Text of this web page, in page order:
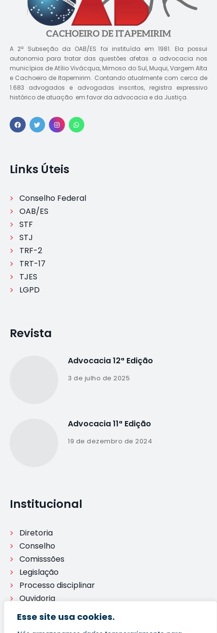
Esse site usa cookies.
A 2ª Subseção da OAB/ES foi instituída em 1981. Ela possui
autonomia para tratar das questões afetas a advocacia nos
municípios de Atílio Vivácqua, Mimoso do Sul, Muqui, Vargem Alta
e Cachoeiro de Itapemirim. Contando atualmente com cerca de
1.683 advogados e advogadas inscritos, registra expressivo
histórico de atuação em favor da advocacia e da Justiça.
Links Úteis
Conselho Federal
OAB/ES
STF
STJ
TRF-2
TRT-17
TJES
LGPD
Revista
Advocacia 12ª Edição
3 de julho de 2025
Advocacia 11ª Edição
19 de dezembro de 2024
Institucional
Diretoria
Conselho
Comisssões
Legislação
Processo disciplinar
Ouvidoria